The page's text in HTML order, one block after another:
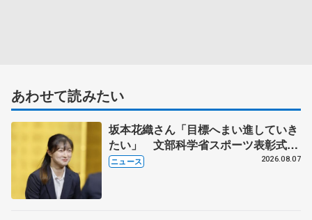
あわせて読みたい
坂本花織さん「目標へまい進していき
たい」 文部科学省スポーツ表彰式で
代表謝辞
ニュース 2026.08.07